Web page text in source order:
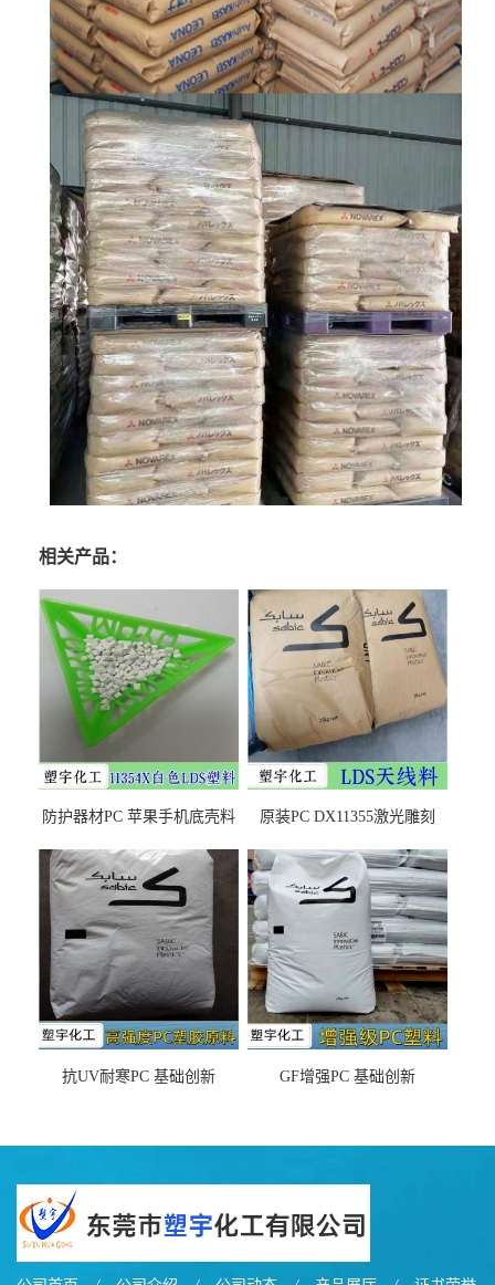
相关产品：
防护器材PC 苹果手机底壳料
之忧
原装PC DX11355激光雕刻
抗UV耐寒PC 基础创新
GF增强PC 基础创新